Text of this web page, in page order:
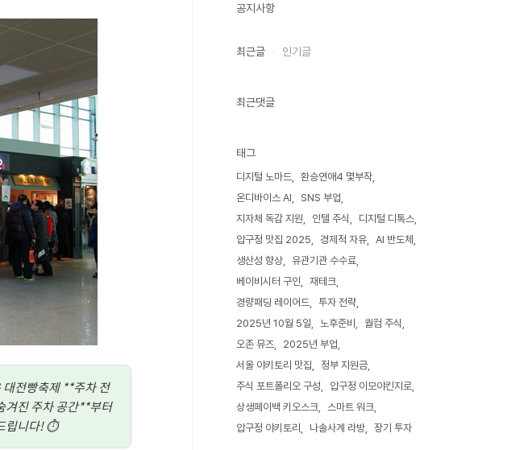
전빵축제 **주차 전
겨진 주차 공간**부터
립니다! ⏱️
공지사항
최근글 인기글
최근댓글
태그
디지털 노마드
환승연애4 몇부작
온디바이스 AI
SNS 부업
지자체 독감 지원
인텔 주식
디지털 디톡스
압구정 맛집 2025
경제적 자유
AI 반도체
생산성 향상
유관기관 수수료
베이비시터 구인
재테크
경량패딩 레이어드
투자 전략
2025년 10월 5일
노후준비
퀄컴 주식
오존 뮤즈
2025년 부업
서울 야키토리 맛집
정부 지원금
주식 포트폴리오 구성
압구정 이모야킨지로
상생페이백 키오스크
스마트 워크
압구정 야키토리
나솔사계 라방 장기 투자